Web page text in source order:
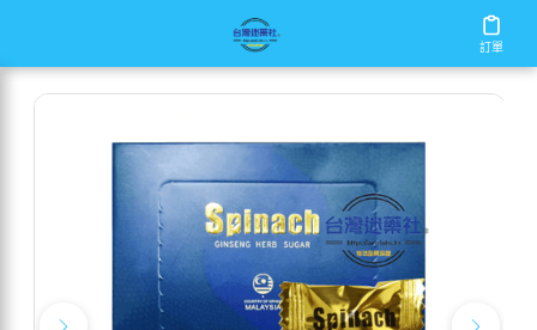
訂單
訂單
/ 汗馬糖金糖(spinach)四代汗馬精力